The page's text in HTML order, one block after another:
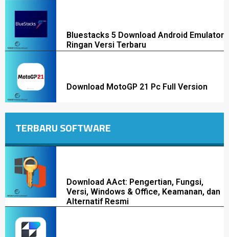
Bluestacks 5 Download Android Emulator
Ringan Versi Terbaru
Download MotoGP 21 Pc Full Version
TERBARU SOFTWARE
Download AAct: Pengertian, Fungsi,
Versi, Windows & Office, Keamanan, dan
Alternatif Resmi